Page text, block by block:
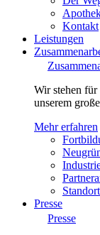
Kontakt
Leistungen
Wir stehen
unserem
Mehr erfahren
Presse
Presse